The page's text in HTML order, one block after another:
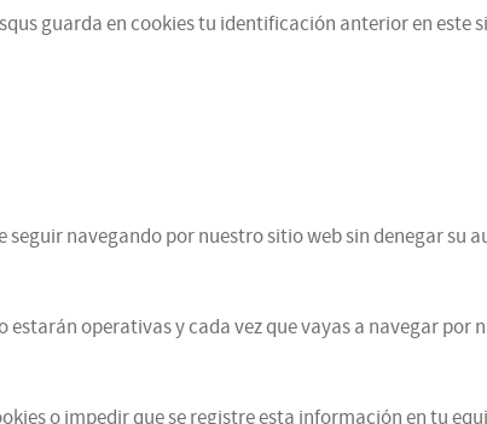
guarda en cookies tu identificación anterior en este
navegando por nuestro sitio web sin denegar su
operativas y cada vez que vayas a navegar por
o impedir que se registre esta información en tu